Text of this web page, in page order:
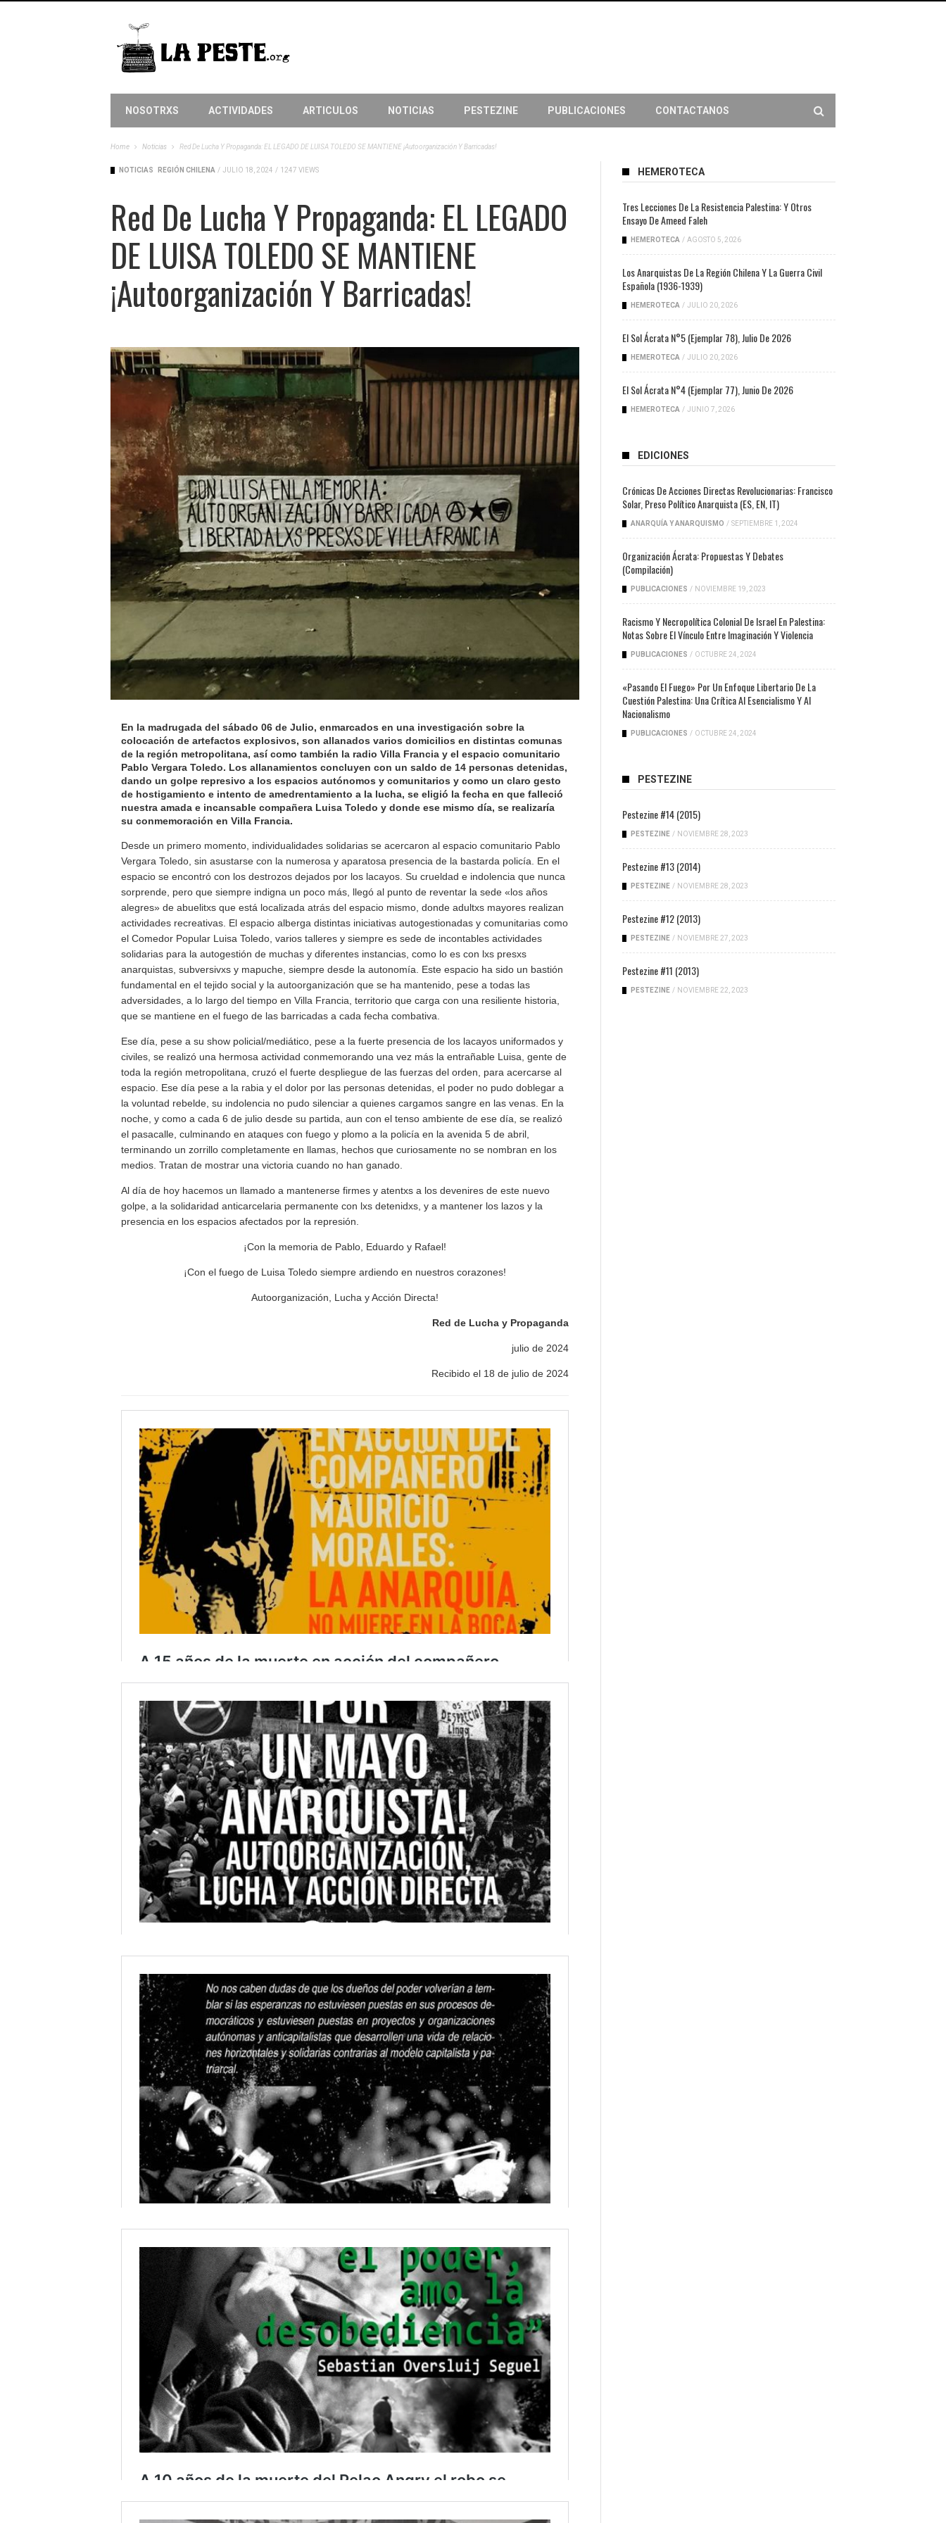
NOSOTRXS ACTIVIDADES ARTICULOS NOTICIAS PESTEZINE PUBLICACIONES CONTACTANOS
Home Noticias Red De Lucha Y Propaganda: EL LEGADO DE LUISA TOLEDO SE MANTIENE ¡autoorganización Y Barricadas!
NOTICIAS REGIÓN CHILENA / JULIO 18, 2024 / 1247 VIEWS
Red De Lucha Y Propaganda: EL LEGADO
DE LUISA TOLEDO SE MANTIENE
¡autoorganización Y Barricadas!
En la madrugada del sábado 06 de Julio, enmarcados en una investigación sobre la
colocación de artefactos explosivos, son allanados varios domicilios en distintas comunas
de la región metropolitana, así como también la radio Villa Francia y el espacio comunitario
Pablo Vergara Toledo. Los allanamientos concluyen con un saldo de 14 personas detenidas,
dando un golpe represivo a los espacios autónomos y comunitarios y como un claro gesto
de hostigamiento e intento de amedrentamiento a la lucha, se eligió la fecha en que falleció
nuestra amada e incansable compañera Luisa Toledo y donde ese mismo día, se realizaría
su conmemoración en Villa Francia.
Desde un primero momento, individualidades solidarias se acercaron al espacio comunitario Pablo
Vergara Toledo, sin asustarse con la numerosa y aparatosa presencia de la bastarda policía. En el
espacio se encontró con los destrozos dejados por los lacayos. Su crueldad e indolencia que nunca
sorprende, pero que siempre indigna un poco más, llegó al punto de reventar la sede «los años
alegres» de abuelitxs que está localizada atrás del espacio mismo, donde adultxs mayores realizan
actividades recreativas. El espacio alberga distintas iniciativas autogestionadas y comunitarias como
el Comedor Popular Luisa Toledo, varios talleres y siempre es sede de incontables actividades
solidarias para la autogestión de muchas y diferentes instancias, como lo es con lxs presxs
anarquistas, subversivxs y mapuche, siempre desde la autonomía. Este espacio ha sido un bastión
fundamental en el tejido social y la autoorganización que se ha mantenido, pese a todas las
adversidades, a lo largo del tiempo en Villa Francia, territorio que carga con una resiliente historia,
que se mantiene en el fuego de las barricadas a cada fecha combativa.
Ese día, pese a su show policial/mediático, pese a la fuerte presencia de los lacayos uniformados y
civiles, se realizó una hermosa actividad conmemorando una vez más la entrañable Luisa, gente de
toda la región metropolitana, cruzó el fuerte despliegue de las fuerzas del orden, para acercarse al
espacio. Ese día pese a la rabia y el dolor por las personas detenidas, el poder no pudo doblegar a
la voluntad rebelde, su indolencia no pudo silenciar a quienes cargamos sangre en las venas. En la
noche, y como a cada 6 de julio desde su partida, aun con el tenso ambiente de ese día, se realizó
el pasacalle, culminando en ataques con fuego y plomo a la policía en la avenida 5 de abril,
terminando un zorrillo completamente en llamas, hechos que curiosamente no se nombran en los
medios. Tratan de mostrar una victoria cuando no han ganado.
Al día de hoy hacemos un llamado a mantenerse firmes y atentxs a los devenires de este nuevo
golpe, a la solidaridad anticarcelaria permanente con lxs detenidxs, y a mantener los lazos y la
presencia en los espacios afectados por la represión.
¡Con la memoria de Pablo, Eduardo y Rafael!
¡Con el fuego de Luisa Toledo siempre ardiendo en nuestros corazones!
Autoorganización, Lucha y Acción Directa!
Red de Lucha y Propaganda
julio de 2024
Recibido el 18 de julio de 2024
HEMEROTECA
Tres Lecciones De La Resistencia Palestina: Y Otros
Ensayo De Ameed Faleh
HEMEROTECA / AGOSTO 5, 2026
Los Anarquistas De La Región Chilena Y La Guerra Civil
Española (1936-1939)
HEMEROTECA / JULIO 20, 2026
El Sol Ácrata N°5 (ejemplar 78), Julio De 2026
HEMEROTECA / JULIO 20, 2026
El Sol Ácrata N°4 (ejemplar 77), Junio De 2026
HEMEROTECA / JUNIO 7, 2026
EDICIONES
Crónicas De Acciones Directas Revolucionarias: Francisco
Solar, Preso Político Anarquista (ES, EN, IT)
ANARQUÍA Y ANARQUISMO / SEPTIEMBRE 1, 2024
Organización Ácrata: Propuestas Y Debates
(compilación)
PUBLICACIONES / NOVIEMBRE 19, 2023
Racismo Y Necropolítica Colonial De Israel En Palestina:
Notas Sobre El Vínculo Entre Imaginación Y Violencia
PUBLICACIONES / OCTUBRE 24, 2024
«Pasando El Fuego» Por Un Enfoque Libertario De La
Cuestión Palestina: Una Crítica Al Esencialismo Y Al
Nacionalismo
PUBLICACIONES / OCTUBRE 24, 2024
PESTEZINE
Pestezine #14 (2015)
PESTEZINE / NOVIEMBRE 28, 2023
Pestezine #13 (2014)
PESTEZINE / NOVIEMBRE 28, 2023
Pestezine #12 (2013)
PESTEZINE / NOVIEMBRE 27, 2023
Pestezine #11 (2013)
PESTEZINE / NOVIEMBRE 22, 2023